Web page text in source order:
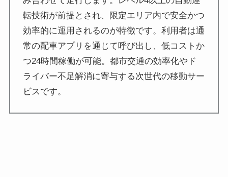
転技術が前提とされ、限定エリア内で安全かつ
効率的に運用されるのが特徴です。利用者は通
常の配車アプリを通じて呼び出し、低コストか
つ24時間稼働が可能。都市交通の効率化やド
ライバー不足解消に寄与する次世代の移動サー
ビスです。